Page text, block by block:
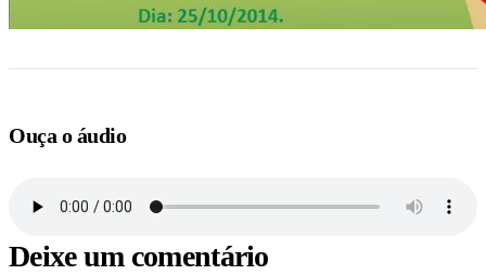
Ouça o áudio
Deixe um comentário